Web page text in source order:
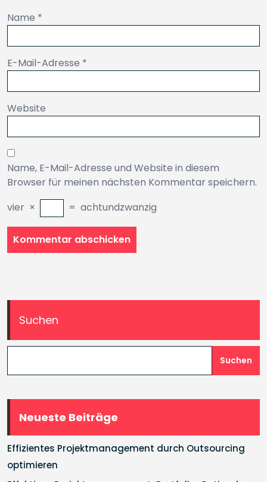
Name *
E-Mail-Adresse *
Website
Name, E-Mail-Adresse und Website in diesem
Browser für meinen nächsten Kommentar speichern.
vier × = achtundzwanzig
Suchen
Suchen
Neueste Beiträge
Effizientes Projektmanagement durch Outsourcing
optimieren